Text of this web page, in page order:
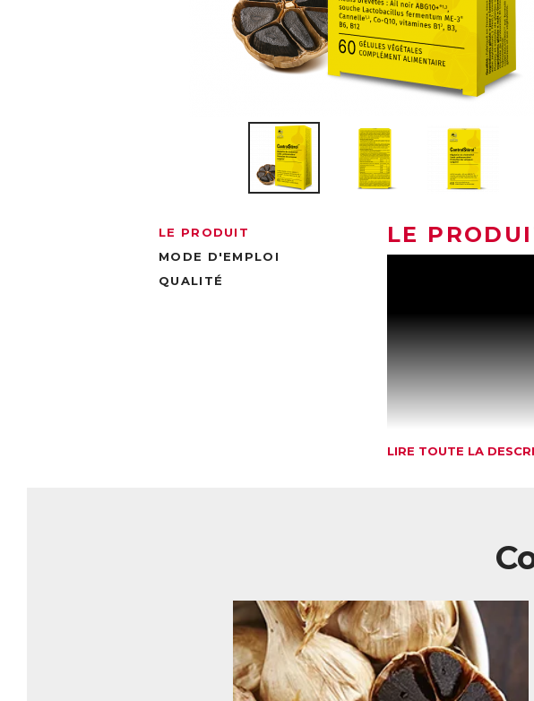
LE PRODUIT
MODE D'EMPLOI
QUALITÉ
LE
Régulateur naturel
Les actifs de
d’extraits végétaux
naturels régulent les
LIRE TOUTE LA